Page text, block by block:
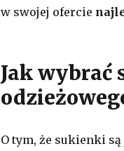
w swojej ofercie
Jak wybrać
O tym, że sukienki